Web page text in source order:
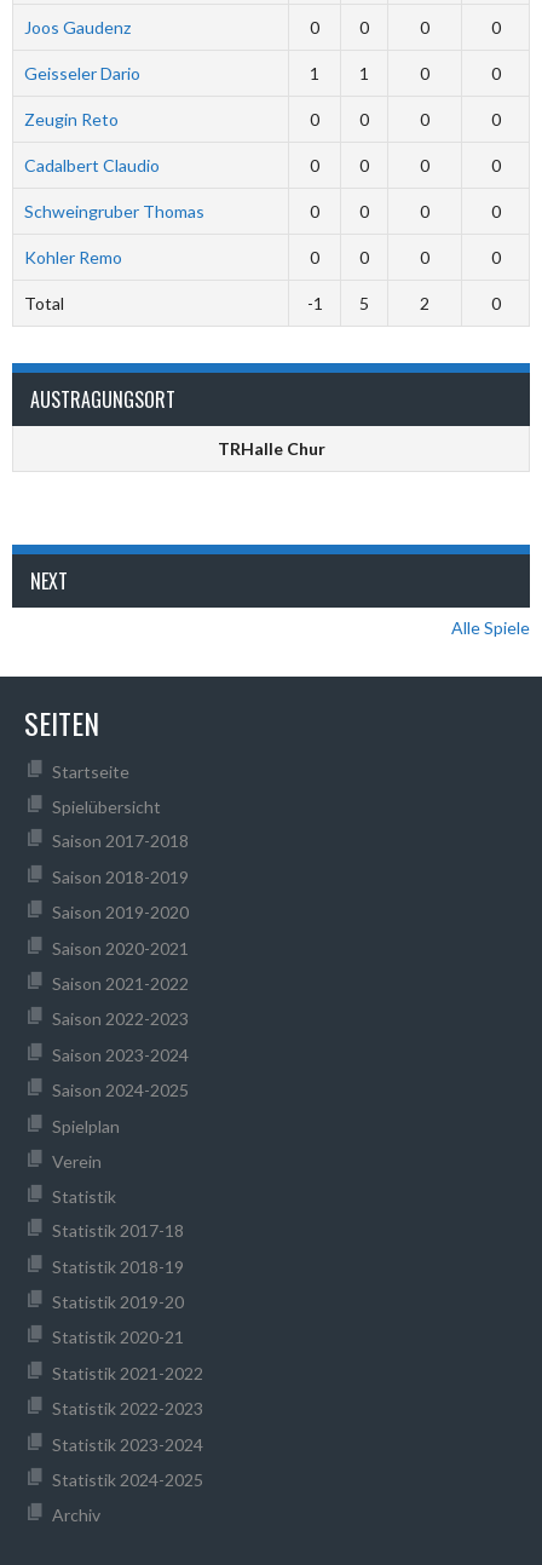
Joos Gaudenz 0 0 0 0
Geisseler Dario 1 1 0 0
Zeugin Reto 0 0 0 0
Cadalbert Claudio 0 0 0 0
Schweingruber Thomas 0 0 0 0
Kohler Remo 0 0 0 0
Total -1 5 2 0
AUSTRAGUNGSORT
TRHalle Chur
NEXT
Alle Spiele
SEITEN
Startseite
Spielübersicht
Saison 2017-2018
Saison 2018-2019
Saison 2019-2020
Saison 2020-2021
Saison 2021-2022
Saison 2022-2023
Saison 2023-2024
Saison 2024-2025
Spielplan
Verein
Statistik
Statistik 2017-18
Statistik 2018-19
Statistik 2019-20
Statistik 2020-21
Statistik 2021-2022
Statistik 2022-2023
Statistik 2023-2024
Statistik 2024-2025
Archiv